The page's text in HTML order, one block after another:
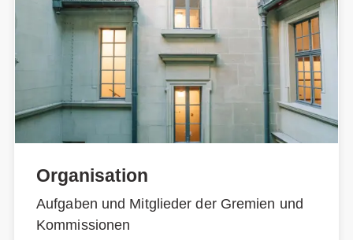
Organisation
Aufgaben und Mitglieder der Gremien und
Kommissionen